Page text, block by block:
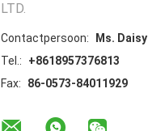
LTD.
Contactpersoon:
Ms. Daisy
Tel.:
+8618957376813
Fax:
86-0573-84011929